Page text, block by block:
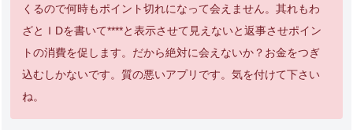
くるので何時もポイント切れになって会えません。其れもわ
ざとＩDを書いて****と表示させて見えないと返事させポイン
トの消費を促します。だから絶対に会えないか？お金をつぎ
込むしかないです。質の悪いアプリです。気を付けて下さい
ね。